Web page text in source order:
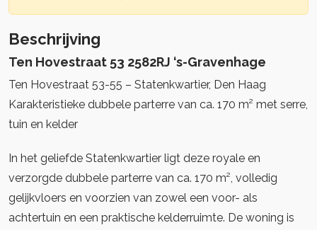
Beschrijving
Ten Hovestraat 53 2582RJ ‘s-Gravenhage
Ten Hovestraat 53-55 – Statenkwartier, Den Haag
Karakteristieke dubbele parterre van ca. 170 m² met serre,
tuin en kelder
In het geliefde Statenkwartier ligt deze royale en
verzorgde dubbele parterre van ca. 170 m², volledig
gelijkvloers en voorzien van zowel een voor- als
achtertuin en een praktische kelderruimte. De woning is